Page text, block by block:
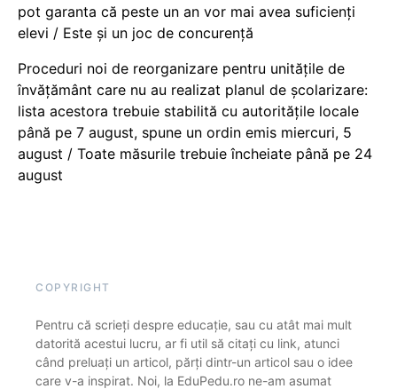
pot garanta că peste un an vor mai avea suficienți
elevi / Este și un joc de concurență
Proceduri noi de reorganizare pentru unitățile de
învățământ care nu au realizat planul de școlarizare:
lista acestora trebuie stabilită cu autoritățile locale
până pe 7 august, spune un ordin emis miercuri, 5
august / Toate măsurile trebuie încheiate până pe 24
august
COPYRIGHT
Pentru că scrieți despre educație, sau cu atât mai mult
datorită acestui lucru, ar fi util să citați cu link, atunci
când preluați un articol, părți dintr-un articol sau o idee
care v-a inspirat. Noi, la EduPedu.ro ne-am asumat